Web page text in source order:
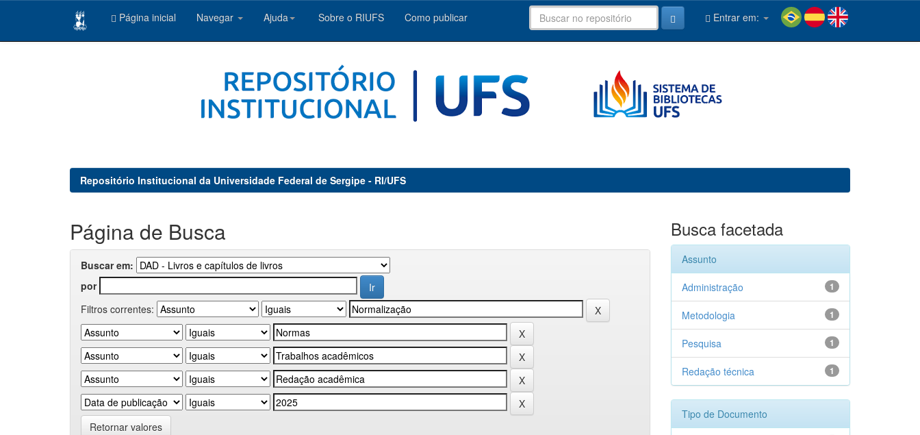
Página inicial Navegar Ajuda Sobre o RIUFS Como publicar Entrar em:
Repositório Institucional da Universidade Federal de Sergipe - RI/UFS
Página de Busca
Buscar em:
por
Filtros correntes:
Retornar valores
Busca facetada
Assunto
1
Administração
1
Metodologia
1
Pesquisa
1
Redação técnica
Tipo de Documento